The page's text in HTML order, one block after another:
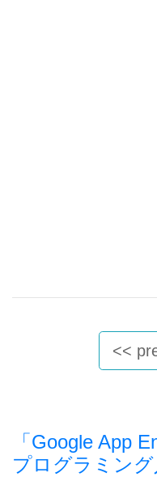
<<
「Google App
プログラミン